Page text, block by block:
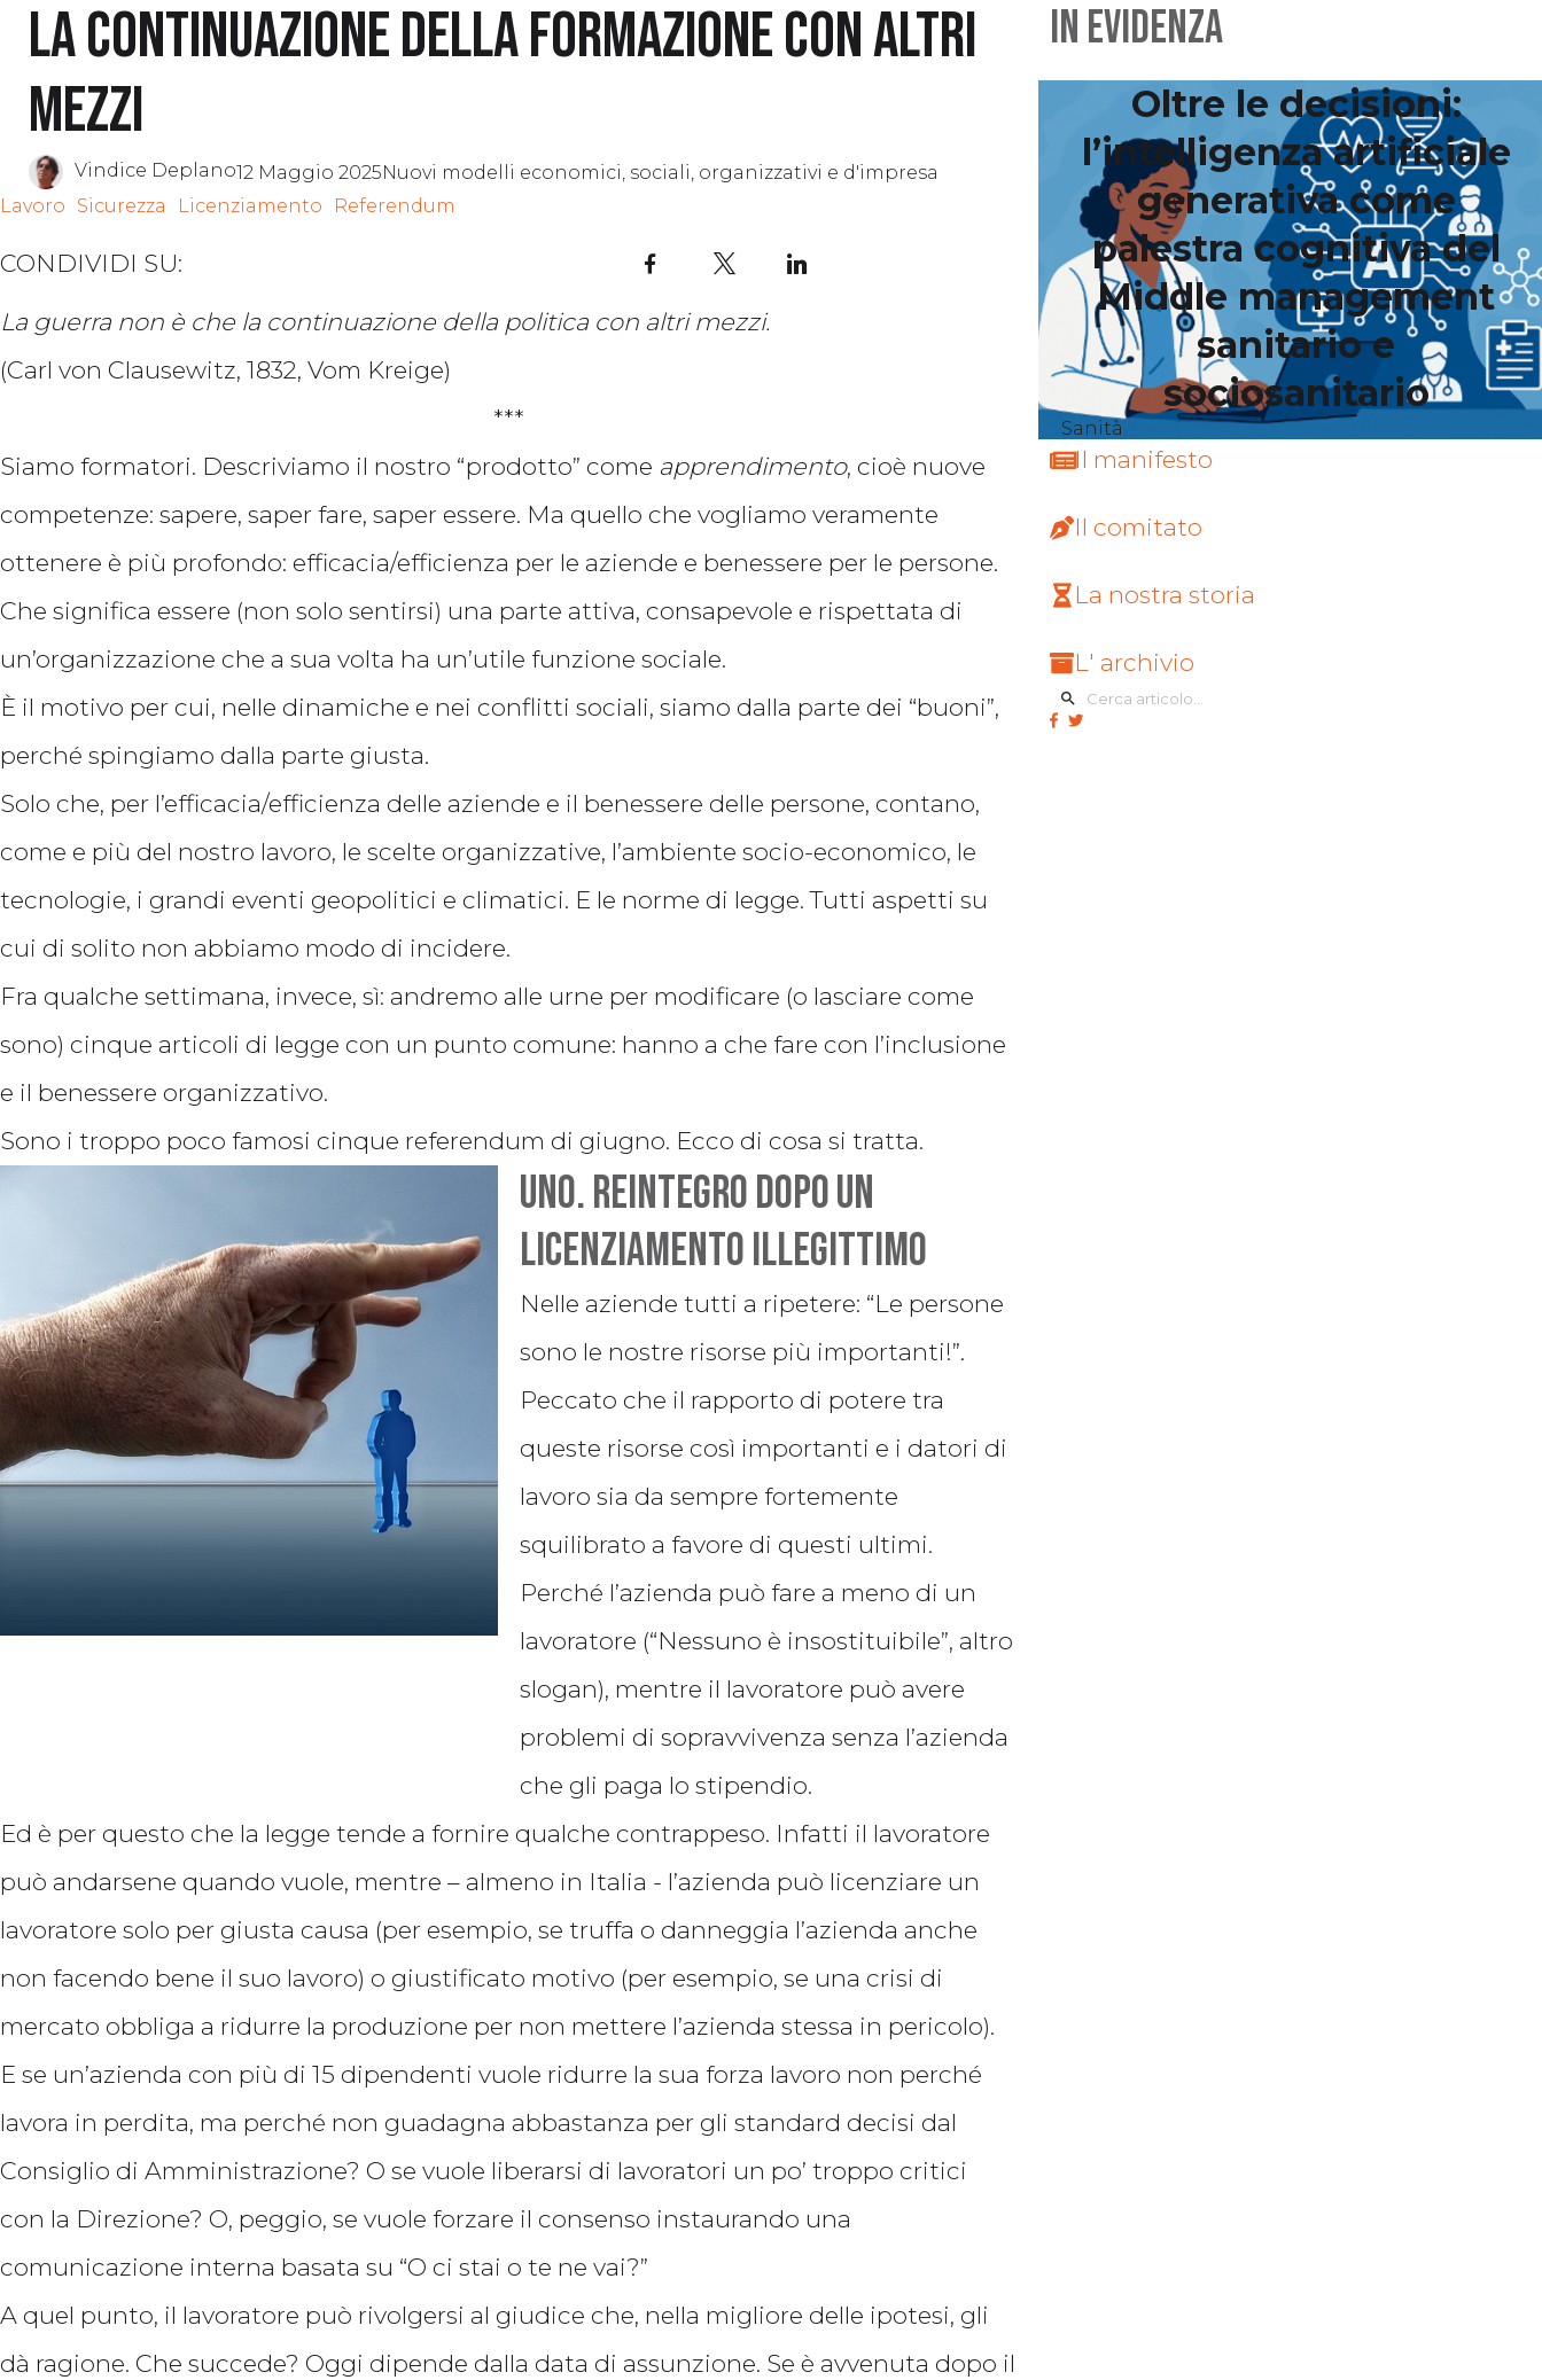
FRONTIERE AMBITI TRASFORMAZIONI ALTRE RUBRICHE
CONTATTI
La continuazione della formazione con altri
mezzi
Vindice Deplano12 Maggio 2025Nuovi modelli economici, sociali, organizzativi e d'impresa
Lavoro
Sicurezza Licenziamento Referendum
CONDIVIDI SU: Facebook
La guerra non è che la continuazione della politica con altri mezzi.
(Carl von Clausewitz, 1832, Vom Kreige)
***
Siamo formatori. Descriviamo il nostro “prodotto” come apprendimento, cioè nuove
competenze: sapere, saper fare, saper essere. Ma quello che vogliamo veramente
ottenere è più profondo: efficacia/efficienza per le aziende e benessere per le persone.
Che significa essere (non solo sentirsi) una parte attiva, consapevole e rispettata di
un’organizzazione che a sua volta ha un’utile funzione sociale.
È il motivo per cui, nelle dinamiche e nei conflitti sociali, siamo dalla parte dei “buoni”,
perché spingiamo dalla parte giusta.
Solo che, per l’efficacia/efficienza delle aziende e il benessere delle persone, contano,
come e più del nostro lavoro, le scelte organizzative, l’ambiente socio-economico, le
tecnologie, i grandi eventi geopolitici e climatici. E le norme di legge. Tutti aspetti su
cui di solito non abbiamo modo di incidere.
Fra qualche settimana, invece, sì: andremo alle urne per modificare (o lasciare come
sono) cinque articoli di legge con un punto comune: hanno a che fare con l’inclusione
e il benessere organizzativo.
Sono i troppo poco famosi cinque referendum di giugno. Ecco di cosa si tratta.
Uno. Reintegro dopo un
licenziamento illegittimo
Nelle aziende tutti a ripetere: “Le persone
sono le nostre risorse più importanti!”.
Peccato che il rapporto di potere tra
queste risorse così importanti e i datori di
lavoro sia da sempre fortemente
squilibrato a favore di questi ultimi.
Perché l’azienda può fare a meno di un
lavoratore (“Nessuno è insostituibile”, altro
slogan), mentre il lavoratore può avere
problemi di sopravvivenza senza l’azienda
che gli paga lo stipendio.
Ed è per questo che la legge tende a fornire qualche contrappeso. Infatti il lavoratore
può andarsene quando vuole, mentre – almeno in Italia - l’azienda può licenziare un
lavoratore solo per giusta causa (per esempio, se truffa o danneggia l’azienda anche
non facendo bene il suo lavoro) o giustificato motivo (per esempio, se una crisi di
mercato obbliga a ridurre la produzione per non mettere l’azienda stessa in pericolo).
E se un’azienda con più di 15 dipendenti vuole ridurre la sua forza lavoro non perché
lavora in perdita, ma perché non guadagna abbastanza per gli standard decisi dal
Consiglio di Amministrazione? O se vuole liberarsi di lavoratori un po’ troppo critici
con la Direzione? O, peggio, se vuole forzare il consenso instaurando una
comunicazione interna basata su “O ci stai o te ne vai?”
A quel punto, il lavoratore può rivolgersi al giudice che, nella migliore delle ipotesi, gli
dà ragione. Che succede? Oggi dipende dalla data di assunzione. Se è avvenuta dopo il
IN EVIDENZA
Oltre le decisioni:
l’intelligenza artificiale
generativa come
palestra cognitiva del
Middle management
sanitario e
sociosanitario
Sanità
Il manifesto
Il comitato
La nostra storia
L' archivio